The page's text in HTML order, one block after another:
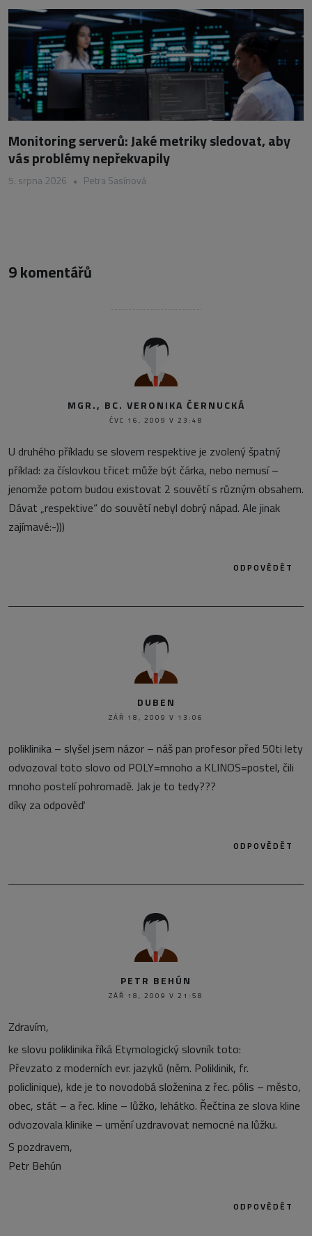
Monitoring serverů: Jaké metriky sledovat, aby
vás problémy nepřekvapily
5. srpna 2026 • Petra Sasínová
9 komentářů
MGR., BC. VERONIKA ČERNUCKÁ
ČVC 16, 2009 V 23:48
U druhého příkladu se slovem respektive je zvolený špatný
příklad: za číslovkou třicet může být čárka, nebo nemusí –
jenomže potom budou existovat 2 souvětí s různým obsahem.
Dávat „respektive“ do souvětí nebyl dobrý nápad. Ale jinak
zajímavé:-)))
ODPOVĚDĚT
DUBEN
ZÁŘ 18, 2009 V 13:06
poliklinika – slyšel jsem názor – náš pan profesor před 50ti lety
odvozoval toto slovo od POLY=mnoho a KLINOS=postel, čili
mnoho postelí pohromadě. Jak je to tedy???
díky za odpověď
ODPOVĚDĚT
PETR BEHÚN
ZÁŘ 18, 2009 V 21:58
Zdravím,
ke slovu poliklinika říká Etymologický slovník toto:
Převzato z moderních evr. jazyků (něm. Poliklinik, fr.
policlinique), kde je to novodobá složenina z řec. pólis – město,
obec, stát – a řec. kline – lůžko, lehátko. Řečtina ze slova kline
odvozovala klinike – umění uzdravovat nemocné na lůžku.
S pozdravem,
Petr Behún
ODPOVĚDĚT